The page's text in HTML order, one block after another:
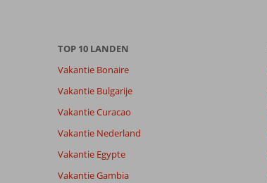
TOP 10 LANDEN
Vakantie Bonaire
Vakantie Bulgarije
Vakantie Curacao
Vakantie Nederland
Vakantie Egypte
Vakantie Gambia